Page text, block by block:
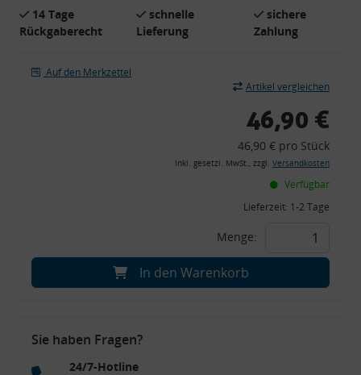
14 Tage
Rückgaberecht
schnelle
Lieferung
sichere
Zahlung
Auf den Merkzettel
Artikel vergleichen
46,90 €
46,90 € pro Stück
inkl. gesetzl. MwSt., zzgl. Versandkosten
Verfügbar
Lieferzeit: 1-2 Tage
Menge:
In den Warenkorb
Sie haben Fragen?
24/7-Hotline